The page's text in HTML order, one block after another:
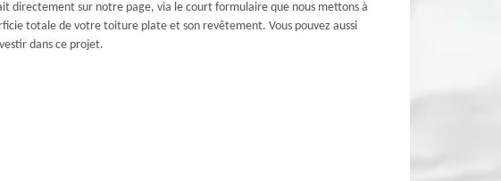
directement sur notre page, via le court formulaire que nous mettons à
totale de votre toiture plate et son revêtement. Vous pouvez aussi
dans ce projet.